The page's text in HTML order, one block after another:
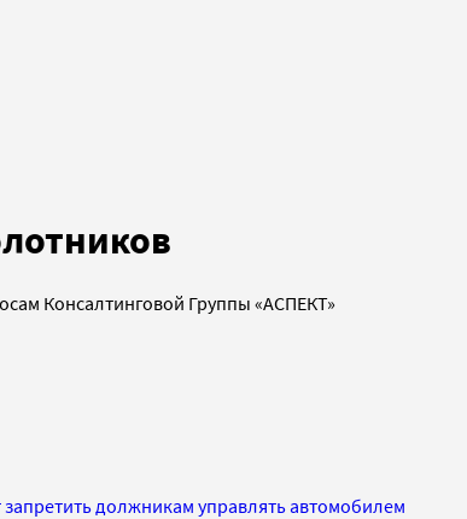
Консалтинговой Группы «АСПЕКТ»
должникам управлять автомобилем